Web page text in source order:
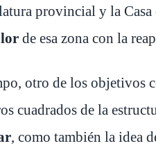
provincial y la
de esa zona con la
otro de los objetivos
cuadrados de la
, como también la idea